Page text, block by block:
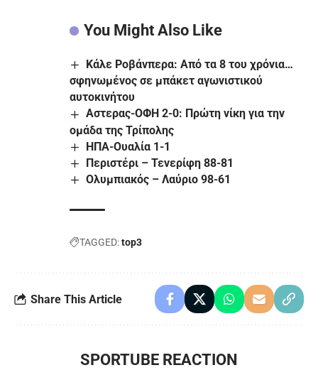
You Might Also Like
Κάλε Ροβάνπερα: Από τα 8 του χρόνια…
σφηνωμένος σε μπάκετ αγωνιστικού
αυτοκινήτου
Αστερας-ΟΦΗ 2-0: Πρώτη νίκη για την
ομάδα της Τρίπολης
ΗΠΑ-Ουαλία 1-1
Περιστέρι – Τενερίφη 88-81
Ολυμπιακός – Λαύριο 98-61
TAGGED:top3
Share This Article
SPORTUBE REACTION